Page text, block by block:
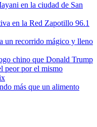
en la ciudad de San
en la Red Zapotillo 96.1
un recorrido mágico y lleno
chino que Donald Trump
peor por el mismo
más que un alimento